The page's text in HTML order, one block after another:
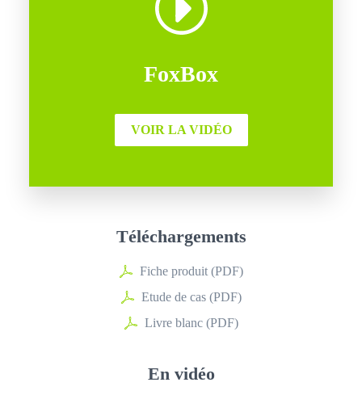
FoxBox
VOIR LA VIDÉO
Téléchargements
Fiche produit (PDF)
Etude de cas (PDF)
Livre blanc (PDF)
En vidéo